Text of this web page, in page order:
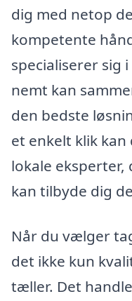
dig med netop
kompetente
specialiserer sig
nemt kan
den bedste
et enkelt klik
lokale
kan tilbyde dig
Når du vælger
det ikke kun
tæller. Det